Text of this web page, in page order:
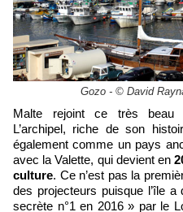
Gozo - © David
Malte rejoint ce très beau classement en 6ème place.
L’archipel, riche de son
également comme un pays
avec la Valette, qui devient en
culture. Ce n’est pas la
des projecteurs puisque l’île
secrète n°1 en 2016 » par le